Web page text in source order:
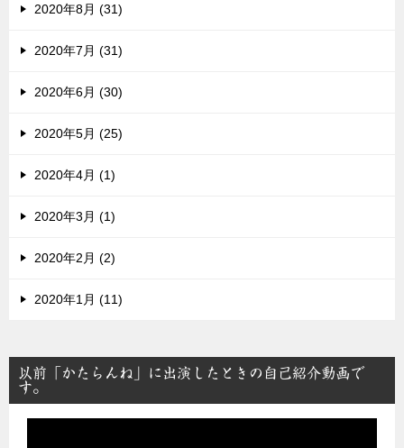
2020年8月 (31)
2020年7月 (31)
2020年6月 (30)
2020年5月 (25)
2020年4月 (1)
2020年3月 (1)
2020年2月 (2)
2020年1月 (11)
以前「かたらんね」に出演したときの自己紹介動画で
す。